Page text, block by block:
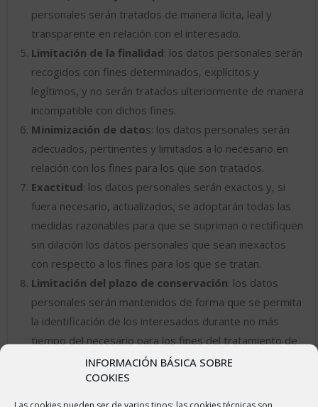
INFORMACIÓN BÁSICA SOBRE
COOKIES
Las cookies pueden ser de varios tipos: las cookies técnicas son
personales serán tratados de manera lícita, leal y
transparente en relación con el interesado.
Limitación de la finalidad: los datos personales serán
recogidos con fines determinados, explícitos y
legítimos, y no serán tratados ulteriormente de manera
incompatible con dichos fines.
Minimización de datos: los datos personales serán
adecuados, pertinentes y limitados a lo necesario en
relación con los fines para los que son tratados.
Exactitud: los datos personales serán exactos y, si
fuera necesario, actualizados; se adoptarán todas las
medidas razonables para que se supriman o rectifiquen
sin dilación los datos personales que sean inexactos
con respecto a los fines para los que se tratan.
Limitación del plazo de conservación: los datos
personales serán mantenidos de forma que se permita
la identificación de los interesados durante no más
tiempo del necesario para los fines del tratamiento de
los datos personales.
Integridad y confidencialidad
serán tratados de tal manera que se garantice una